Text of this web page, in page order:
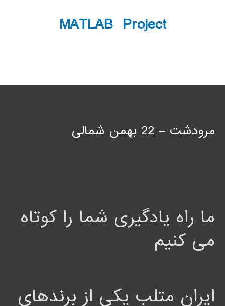
MATLAB Project
مرودشت – 22 بهمن شمالی
ما راه یادگیری شما را کوتاه
می کنیم
ایران متلب یکی از برندهای